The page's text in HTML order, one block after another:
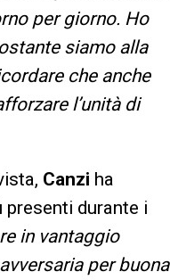
per giorno. Ho
siamo alla
che anche
l’unità di
Canzi ha
durante i
in vantaggio
per buona